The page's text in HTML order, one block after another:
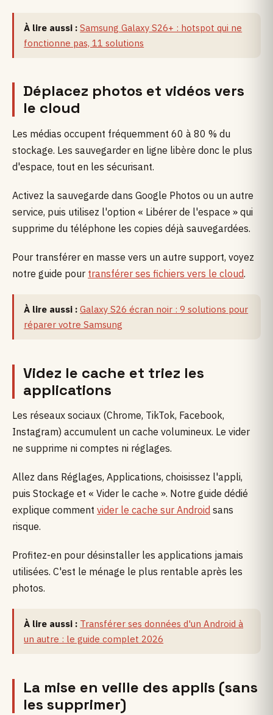
À lire aussi : Samsung Galaxy S26+ : hotspot qui ne
fonctionne pas, 11 solutions
Déplacez photos et vidéos vers
le cloud
Les médias occupent fréquemment 60 à 80 % du
stockage. Les sauvegarder en ligne libère donc le plus
d'espace, tout en les sécurisant.
Activez la sauvegarde dans Google Photos ou un autre
service, puis utilisez l'option « Libérer de l'espace » qui
supprime du téléphone les copies déjà sauvegardées.
Pour transférer en masse vers un autre support, voyez
notre guide pour transférer ses fichiers vers le cloud.
À lire aussi : Galaxy S26 écran noir : 9 solutions pour
réparer votre Samsung
Videz le cache et triez les
applications
Les réseaux sociaux (Chrome, TikTok, Facebook,
Instagram) accumulent un cache volumineux. Le vider
ne supprime ni comptes ni réglages.
Allez dans Réglages, Applications, choisissez l'appli,
puis Stockage et « Vider le cache ». Notre guide dédié
explique commentvider le cache sur Android sans
risque.
Profitez-en pour désinstaller les applications jamais
utilisées. C'est le ménage le plus rentable après les
photos.
À lire aussi : Transférer ses données d'un Android à
un autre : le guide complet 2026
La mise en veille des applis (sans
les supprimer)